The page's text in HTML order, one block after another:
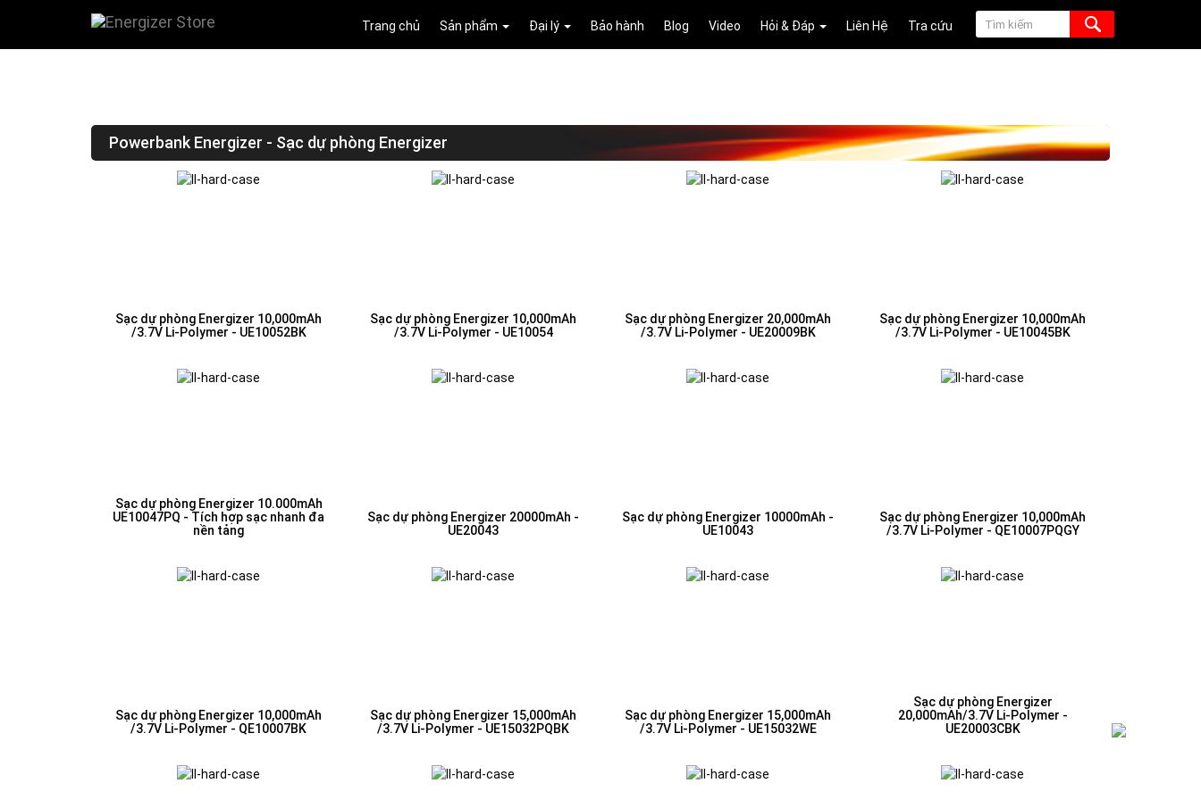
Trang chủ Sản phẩm Đại lý Bảo hành Blog Video Hỏi & Đáp Liên Hệ Tra cứu
Powerbank Energizer - Sạc dự phòng Energizer
Sạc dự phòng Energizer 10,000mAh
/3.7V Li-Polymer - UE10052BK
Sạc dự phòng Energizer 10,000mAh
/3.7V Li-Polymer - UE10054
Sạc dự phòng Energizer 20,000mAh
/3.7V Li-Polymer - UE20009BK
Sạc dự phòng Energizer 10,000mAh
/3.7V Li-Polymer - UE10045BK
Sạc dự phòng Energizer 10.000mAh
UE10047PQ - Tích hợp sạc nhanh đa
nền tảng
Sạc dự phòng Energizer 20000mAh -
UE20043
Sạc dự phòng Energizer 10000mAh -
UE10043
Sạc dự phòng Energizer 10,000mAh
/3.7V Li-Polymer - QE10007PQGY
Sạc dự phòng Energizer 10,000mAh
/3.7V Li-Polymer - QE10007BK
Sạc dự phòng Energizer 15,000mAh
/3.7V Li-Polymer - UE15032PQBK
Sạc dự phòng Energizer 15,000mAh
/3.7V Li-Polymer - UE15032WE
Sạc dự phòng Energizer
20,000mAh/3.7V Li-Polymer -
UE20003CBK